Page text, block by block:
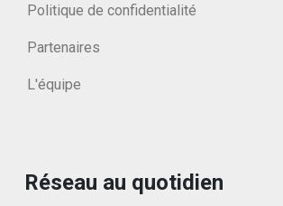
Politique de confidentialité
Partenaires
L'équipe
Réseau au quotidien